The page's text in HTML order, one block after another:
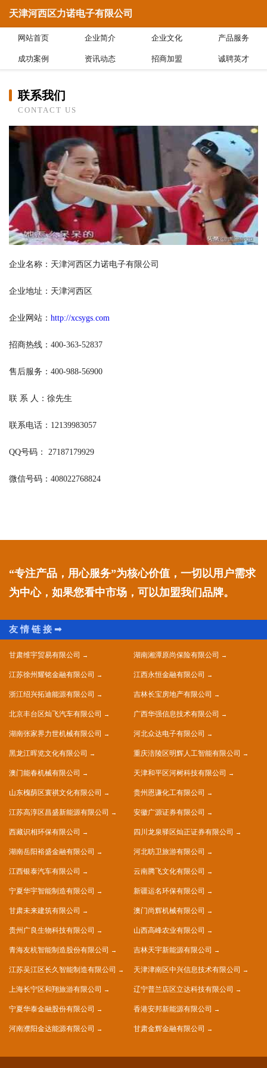
天津河西区力诺电子有限公司
网站首页 企业简介 企业文化 产品服务
成功案例 资讯动态 招商加盟 诚聘英才
联系我们
CONTACT US
企业名称：天津河西区力诺电子有限公司
企业地址：天津河西区
企业网站： http://xcsygs.com
招商热线：400-363-52837
售后服务：400-988-56900
联 系 人：徐先生
联系电话：12139983057
QQ号码： 27187179929
微信号码：408022768824
“专注产品，用心服务”为核心价值，一切以用户需求
为中心，如果您看中市场，可以加盟我们品牌。
甘肃维宇贸易有限公司 湖南湘潭原尚保险有限公司
江苏徐州耀铭金融有限公司 江西永恒金融有限公司
浙江绍兴拓迪能源有限公司 吉林长宝房地产有限公司
北京丰台区灿飞汽车有限公司 广西华强信息技术有限公司
湖南张家界力世机械有限公司 河北众达电子有限公司
黑龙江晖览文化有限公司 重庆涪陵区明辉人工智能有限公司
澳门能春机械有限公司 天津和平区河树科技有限公司
山东槐荫区寰祺文化有限公司 贵州恩谦化工有限公司
江苏高淳区昌盛新能源有限公司 安徽广源证券有限公司
西藏识相环保有限公司 四川龙泉驿区灿正证券有限公司
湖南岳阳裕盛金融有限公司 河北昉卫旅游有限公司
江西银泰汽车有限公司 云南腾飞文化有限公司
宁夏华宇智能制造有限公司 新疆运名环保有限公司
甘肃未来建筑有限公司 澳门尚辉机械有限公司
贵州广良生物科技有限公司 山西高峰农业有限公司
青海友杭智能制造股份有限公司 吉林天宇新能源有限公司
江苏吴江区长久智能制造有限公司 天津津南区中兴信息技术有限公司
上海长宁区和翔旅游有限公司 辽宁普兰店区立达科技有限公司
宁夏华泰金融股份有限公司 香港安邦新能源有限公司
河南濮阳金达能源有限公司 甘肃金辉金融有限公司